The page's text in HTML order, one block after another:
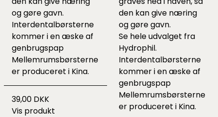
og gøre gavn.
Interdentalbørsterne
kommer i en æske af
genbrugspap
Mellemrumsbørsterne
er produceret i Kina.
39,00 DKK
Vis produkt
den kan give næring
og gøre gavn.
Se hele udvalget fra
Hydrophil.
Interdentalbørsterne
kommer i en æske af
genbrugspap
Mellemrumsbørsterne
er produceret i Kina.